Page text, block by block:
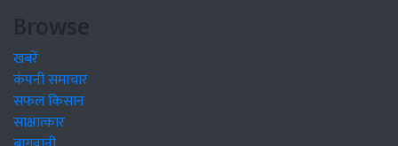
Browse
खबरें
कंपनी समाचार
सफल किसान
साक्षात्कार